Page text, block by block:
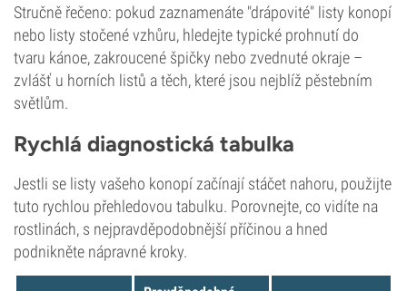
Stručně řečeno: pokud zaznamenáte "drápovité" listy konopí
nebo listy stočené vzhůru, hledejte typické prohnutí do
tvaru kánoe, zakroucené špičky nebo zvednuté okraje –
zvlášť u horních listů a těch, které jsou nejblíž pěstebním
světlům.
Rychlá diagnostická tabulka
Jestli se listy vašeho konopí začínají stáčet nahoru, použijte
tuto rychlou přehledovou tabulku. Porovnejte, co vidíte na
rostlinách, s nejpravděpodobnější příčinou a hned
podnikněte nápravné kroky.